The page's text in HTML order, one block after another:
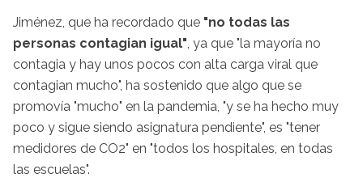
Jiménez, que ha recordado que "no todas las
personas contagian igual", ya que "la mayoría no
contagia y hay unos pocos con alta carga viral que
contagian mucho", ha sostenido que algo que se
promovía "mucho" en la pandemia, "y se ha hecho muy
poco y sigue siendo asignatura pendiente", es "tener
medidores de CO2" en "todos los hospitales, en todas
las escuelas".